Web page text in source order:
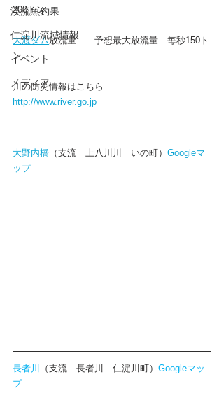
渓流魚釣果
仁淀川流域情報
イベント
メディア
200トン
大渡ダム放流量　　予想最大放流量　毎秒150ト
ン
川の防災情報はこちら
http://www.river.go.jp
大野内橋 （支流　上八川川　いの町） Googleマ
ップ
長者川 （支流　長者川　仁淀川町） Googleマッ
プ